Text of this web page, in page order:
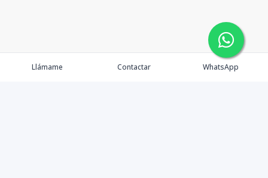
Llámame Contactar WhatsApp